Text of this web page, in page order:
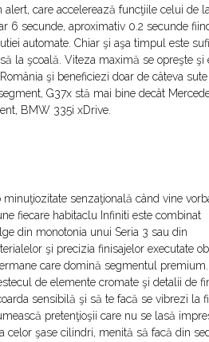
care accelerează funcţiile celui de
6 secunde, aproximativ 0.2 secunde
automate. Chiar şi aşa timpul este
la şcoală. Viteza maximă se opreşte şi
şi beneficiezi doar de câteva
G37x stă mai bine decât
BMW 335i xDrive.
senzaţională când vine
fiecare habitaclu Infiniti este combinat
din monotonia unui Seria 3 sau din
şi precizia finisajelor executate
care domină segmentul premium.
de elemente cromate şi detalii de
sensibilă şi să te facă se vibrezi la
pretenţioşii care nu se lasă
celor şase cilindri, menită să facă din